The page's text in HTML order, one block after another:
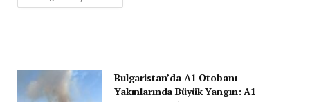
Bulgaristan’da A1 Otobanı
Yakınlarında Büyük Yangın: A1